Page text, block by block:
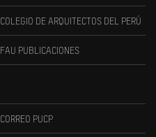
COLEGIO DE ARQUITECTOS DEL PERÚ
FAU PUBLICACIONES
CORREO PUCP